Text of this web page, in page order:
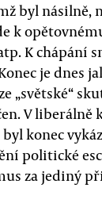
byl násilně,
k
K chápání
je dnes
„světské“
V
konec
politické
za jediný